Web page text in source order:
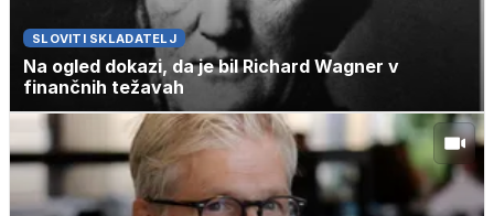
SLOVITI SKLADATELJ
Na ogled dokazi, da je bil Richard Wagner v
finančnih težavah